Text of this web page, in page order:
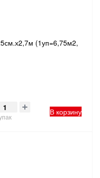
(1уп=6,75м2,
В корзину